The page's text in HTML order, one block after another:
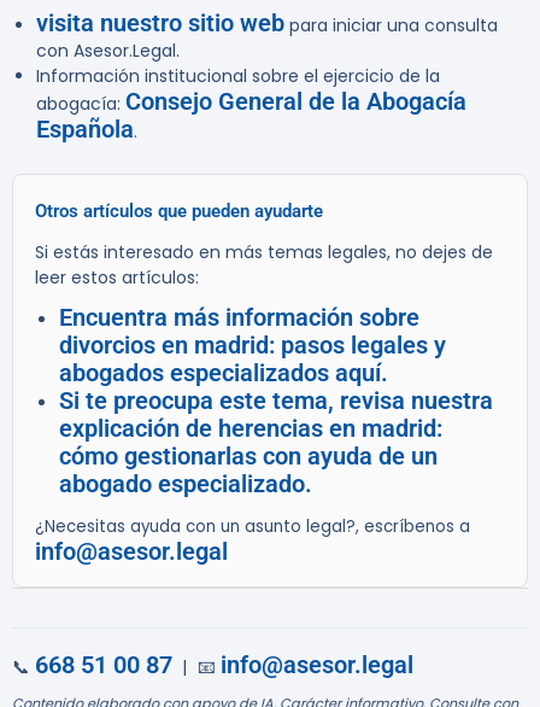
visita nuestro sitio web para iniciar una consulta
con Asesor.Legal.
Información institucional sobre el ejercicio de la
abogacía: Consejo General de la Abogacía
Española.
Otros artículos que pueden ayudarte
Si estás interesado en más temas legales, no dejes de
leer estos artículos:
Encuentra más información sobre
divorcios en madrid: pasos legales y
abogados especializados aquí.
Si te preocupa este tema, revisa nuestra
explicación de herencias en madrid:
cómo gestionarlas con ayuda de un
abogado especializado.
¿Necesitas ayuda con un asunto legal?, escríbenos a
info@asesor.legal
📞 668 51 00 87 | 📧 info@asesor.legal